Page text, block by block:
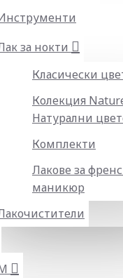
за нокти
Класически
Колекция
Натурални
Комплекти
Лакове за
маникюр